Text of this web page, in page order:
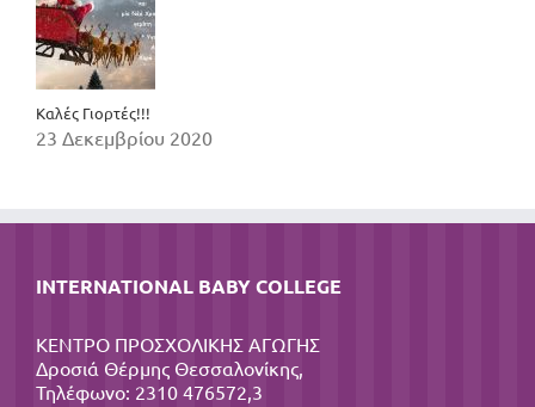
Καλές Γιορτές!!!
23 Δεκεμβρίου 2020
INTERNATIONAL BABY COLLEGE
ΚΕΝΤΡΟ ΠΡΟΣΧΟΛΙΚΗΣ ΑΓΩΓΗΣ
Δροσιά Θέρμης Θεσσαλονίκης,
Τηλέφωνο: 2310 476572,3